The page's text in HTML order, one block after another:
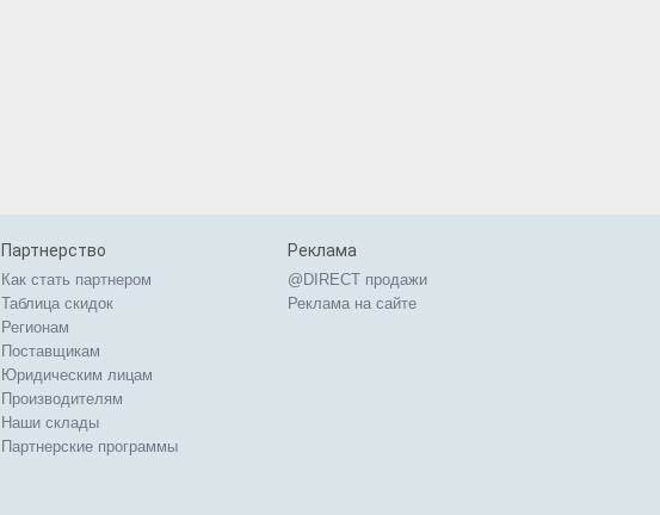
Партнерство
Как стать партнером
Таблица скидок
Регионам
Поставщикам
Юридическим лицам
Производителям
Наши склады
Партнерские программы
Реклама
@DIRECT продажи
Реклама на сайте